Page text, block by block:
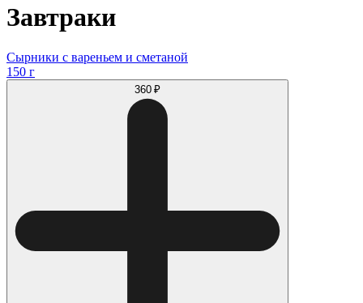
Завтраки
Сырники с вареньем и сметаной
150 г
360 ₽